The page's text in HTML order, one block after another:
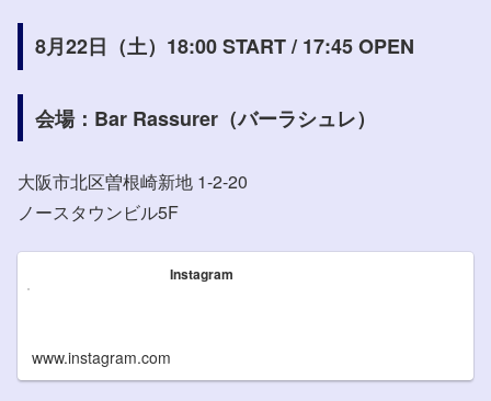
8月22日（土）18:00 START / 17:45 OPEN
会場：Bar Rassurer（バーラシュレ）
大阪市北区曽根崎新地 1-2-20
ノースタウンビル5F
Instagram
www.instagram.com